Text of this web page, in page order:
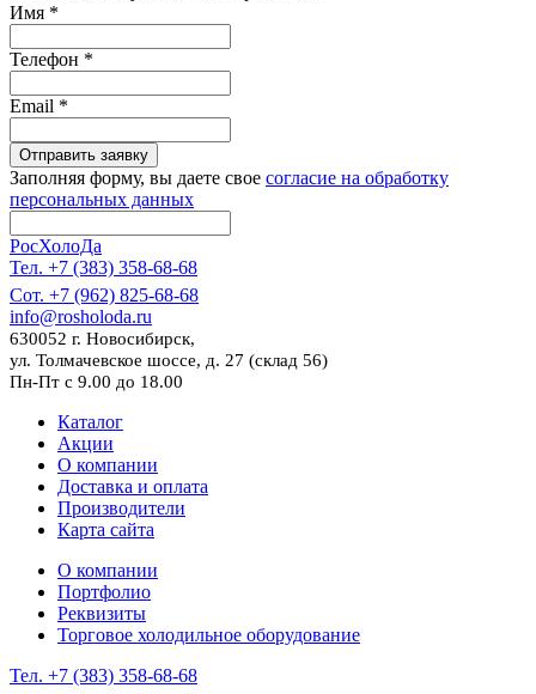
Имя *
Телефон *
Email *
Отправить заявку
Заполняя форму, вы даете свое согласие на обработку
персональных данных
РосХолоДа
Тел. +7 (383) 358-68-68
Сот. +7 (962) 825-68-68
info@rosholoda.ru
630052 г. Новосибирск,
ул. Толмачевское шоссе, д. 27 (склад 56)
Пн-Пт с 9.00 до 18.00
Каталог
Акции
О компании
Доставка и оплата
Производители
Карта сайта
О компании
Портфолио
Реквизиты
Торговое холодильное оборудование
Тел. +7 (383) 358-68-68